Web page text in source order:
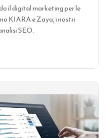
il digital marketing per le
KIARA e Zaya, i nostri
SEO.